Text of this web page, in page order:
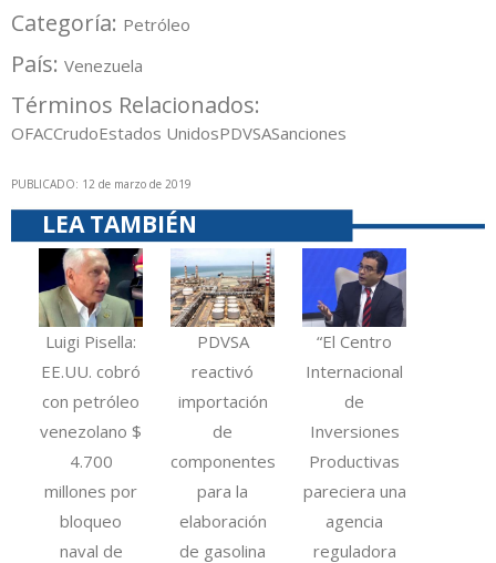
Categoría: Petróleo
País: Venezuela
Términos Relacionados:
OFACCrudoEstados UnidosPDVSASanciones
PUBLICADO: 12 de marzo de 2019
LEA TAMBIÉN
Luigi Pisella:
EE.UU. cobró
con petróleo
venezolano $
4.700
millones por
bloqueo
naval de
PDVSA
reactivó
importación
de
componentes
para la
elaboración
de gasolina
“El Centro
Internacional
de
Inversiones
Productivas
pareciera una
agencia
reguladora